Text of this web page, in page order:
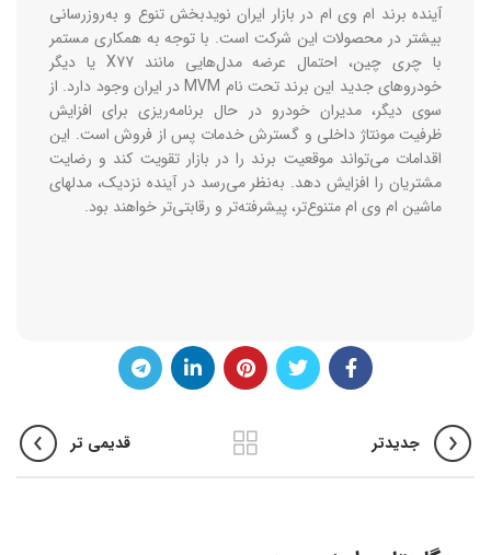
آینده برند ام وی ام در بازار ایران نویدبخش تنوع و به‌روزرسانی
بیشتر در محصولات این شرکت است. با توجه به همکاری مستمر
با چری چین، احتمال عرضه مدل‌هایی مانند X77 یا دیگر
خودروهای جدید این برند تحت نام MVM در ایران وجود دارد. از
سوی دیگر، مدیران خودرو در حال برنامه‌ریزی برای افزایش
ظرفیت مونتاژ داخلی و گسترش خدمات پس از فروش است. این
اقدامات می‌تواند موقعیت برند را در بازار تقویت کند و رضایت
مشتریان را افزایش دهد. به‌نظر می‌رسد در آینده نزدیک، مدلهای
ماشین ام وی ام متنوع‌تر، پیشرفته‌تر و رقابتی‌تر خواهند بود.
جدیدتر قدیمی تر